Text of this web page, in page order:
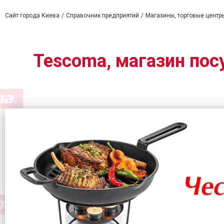
Сайт города Киева Справочник предприятий Магазины, торговые
Tescoma, магазин